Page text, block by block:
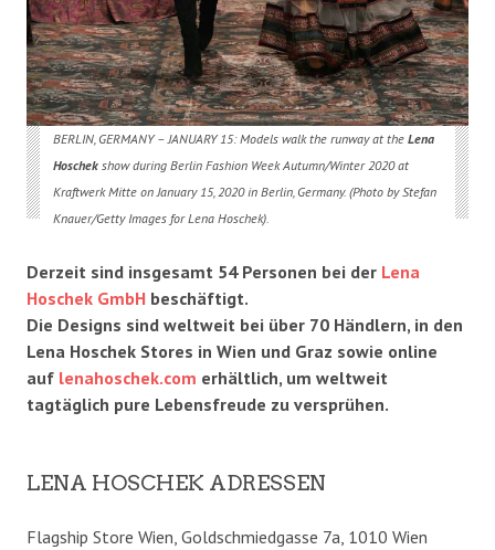
BERLIN, GERMANY – JANUARY 15: Models walk the runway at the Lena
Hoschekshow during Berlin Fashion Week Autumn/Winter 2020 at
Kraftwerk Mitte on January 15, 2020 in Berlin, Germany. (Photo by Stefan
Knauer/Getty Images for Lena Hoschek).
Derzeit sind insgesamt 54 Personen bei der Lena
Hoschek GmbH beschäftigt.
Die Designs sind weltweit bei über 70 Händlern, in den
Lena Hoschek Stores in Wien und Graz sowie online
auf lenahoschek.com erhältlich, um weltweit
tagtäglich pure Lebensfreude zu versprühen.
LENA HOSCHEK ADRESSEN
Flagship Store Wien, Goldschmiedgasse 7a, 1010 Wien